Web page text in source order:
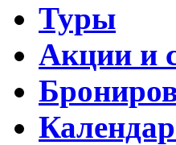
Туры
Акции и